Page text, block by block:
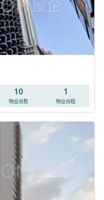
10
物业出售
1
物业出租